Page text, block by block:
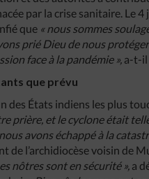
par la crise sanitaire. Le
que « nous sommes
prié Dieu de nous
face à la pandémie », a-t-il
que prévu
des États indiens les plus
prière, et le cyclone était
avons échappé à la
de l’archidiocèse voisin de
nôtres sont en sécurité », a